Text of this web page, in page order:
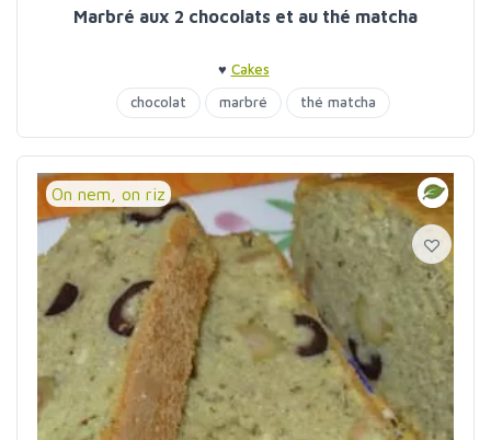
Marbré aux 2 chocolats et au thé matcha
♥ Cakes
chocolat
marbré thé matcha
On nem, on riz